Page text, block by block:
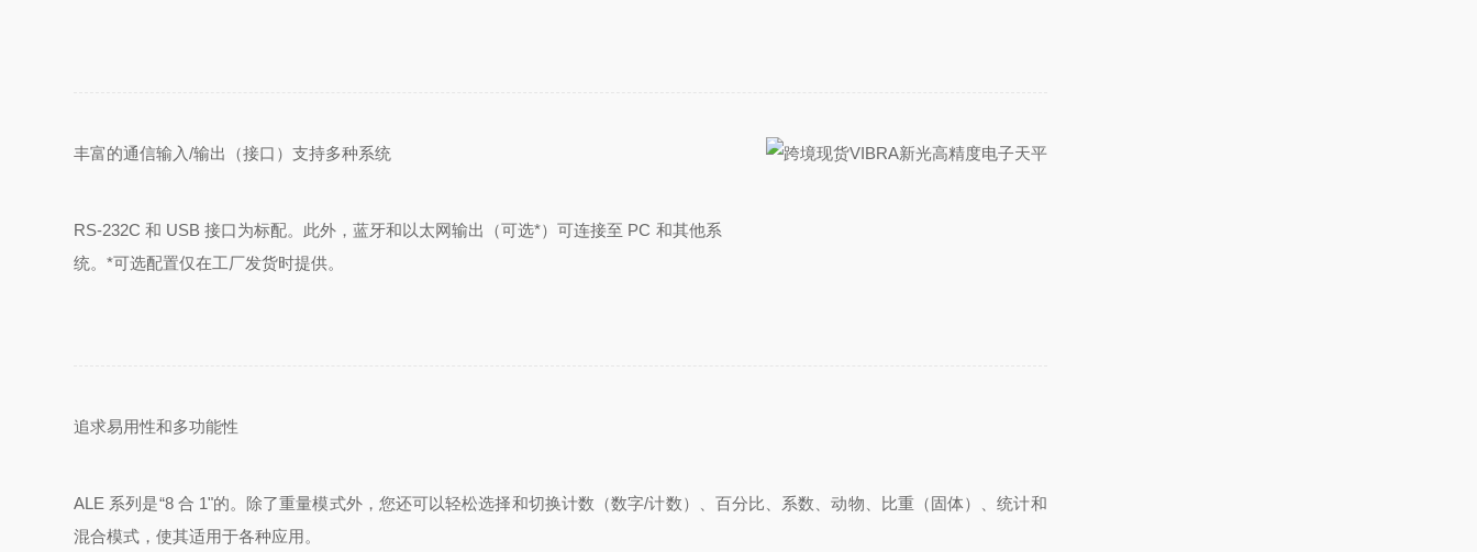
丰富的通信输入/输出（接口）支持多种系统
RS-232C 和 USB 接口为标配。此外，蓝牙和以太网输出（可选*）可连接至 PC 和其他系
统。*可选配置仅在工厂发货时提供。
追求易用性和多功能性
ALE 系列是“8 合 1"的。除了重量模式外，您还可以轻松选择和切换计数（数字/计数）、百分比、系数、动物、比重（固体）、统计和
混合模式，使其适用于各种应用。